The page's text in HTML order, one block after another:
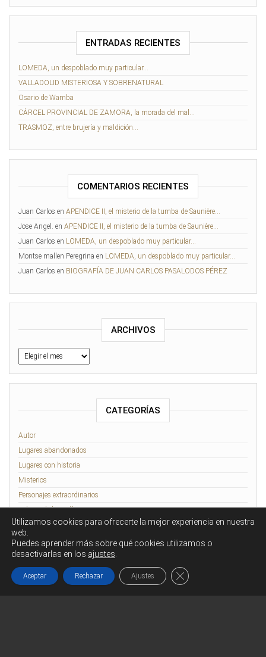
ENTRADAS RECIENTES
LOMEDA, un despoblado muy particular…
VALLADOLID MISTERIOSA Y SOBRENATURAL
Osario de Wamba
CÁRCEL PROVINCIAL DE ZAMORA, la morada del mal…
TRASMOZ, entre brujería y maldición…
COMENTARIOS RECIENTES
Juan Carlos en APENDICE II, el misterio de la tumba de Saunière…
Jose Angel. en APENDICE II, el misterio de la tumba de Saunière…
Juan Carlos en LOMEDA, un despoblado muy particular…
Montse mallen Peregrina en LOMEDA, un despoblado muy particular…
Juan Carlos en BIOGRAFÍA DE JUAN CARLOS PASALODOS PÉREZ
ARCHIVOS
Archivos
CATEGORÍAS
Autor
Lugares abandonados
Lugares con historia
Misterios
Personajes extraordinarios
Relatos de lo Insólito
Rennes-le-Château
Funciona gracias a WordPress | Tema: Head Blog
Utilizamos cookies para ofrecerte la mejor experiencia en nuestra
web.
Puedes aprender más sobre qué cookies utilizamos o
desactivarlas en los ajustes
Aceptar Rechazar Ajustes Cerrar el banner de